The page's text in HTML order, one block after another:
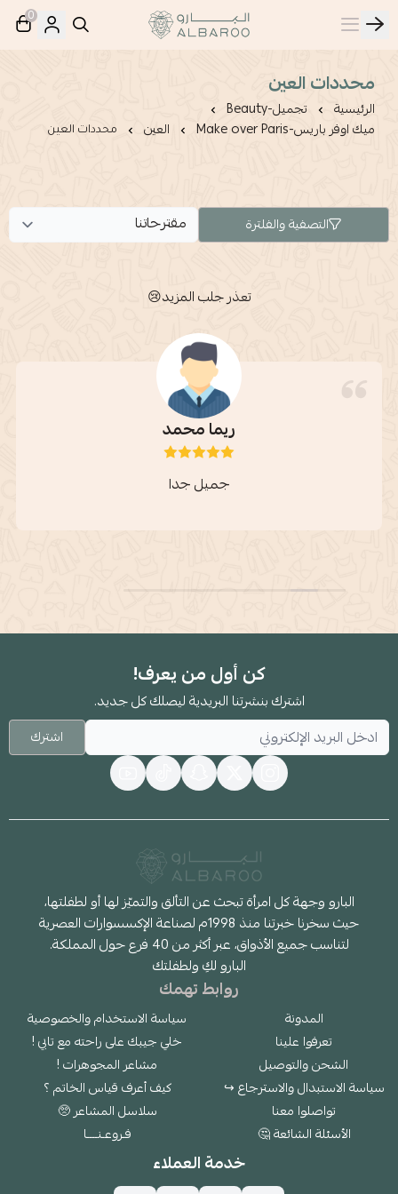
البارو | Albaroo
0
محددات العين
الرئيسية
تجميل-Beauty
ميك اوفر باريس-Make over Paris
العين محددات العين
التصفية والفلترة
تعذر جلب المزيد😢
ريما محمد
جميل جدا
كن أول من يعرف!
اشترك بنشرتنا البريدية ليصلك كل جديد.
اشترك
البارو وجهة كل امرأة تبحث عن التألق والتميّز لها أو لطفلتها،
حيث سخرنا خبرتنا منذ 1998م لصناعة الإكسسوارات العصرية
لتناسب جميع الأذواق، عبر أكثر من 40 فرع حول المملكة.
البارو لكِ ولطفلتك
روابط تهمك
المدونة
تعرفوا علينا
الشحن والتوصيل
سياسة الاستبدال والاسترجاع ↪
تواصلوا معنا
الأسئلة الشائعة 🤔
سياسة الاستخدام والخصوصية
خلي جيبك على راحته مع تابي !
مشاعر المجوهرات !
كيف أعرف قياس الخاتم ؟
سلاسل المشاعر 🥺
فـروعـنــــا
خدمة العملاء